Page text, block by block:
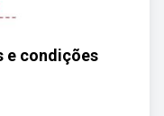
e condições